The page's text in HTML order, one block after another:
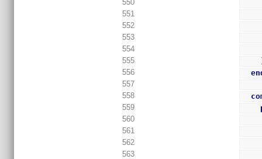
550
551
552
553
554
555
556
557
558
559
560
561
562
563